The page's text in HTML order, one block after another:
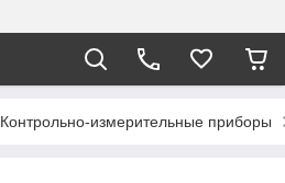
Контрольно-измерительные приборы